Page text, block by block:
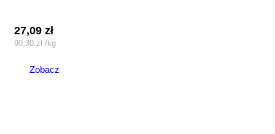
27,09zł
90,30 zł /kg
Zobacz